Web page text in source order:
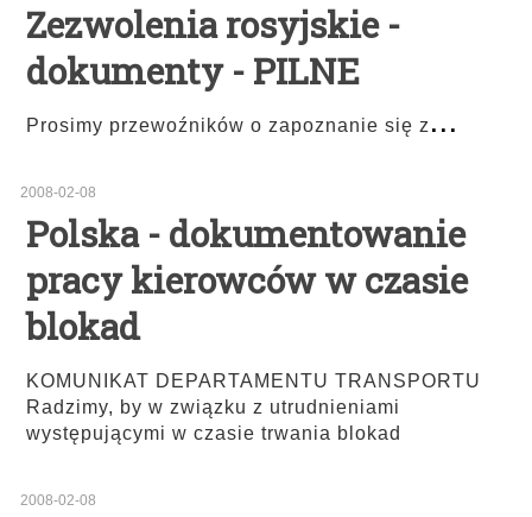
Zezwolenia rosyjskie -
dokumenty - PILNE
Prosimy przewoźników o zapoznanie się z ...
2008-02-08
Polska - dokumentowanie
pracy kierowców w czasie
blokad
KOMUNIKAT DEPARTAMENTU TRANSPORTU
Radzimy, by w związku z utrudnieniami
występującymi w czasie trwania blokad
2008-02-08